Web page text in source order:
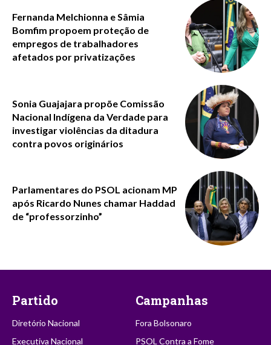
Fernanda Melchionna e Sâmia
Bomfim propoem proteção de
empregos de trabalhadores
afetados por privatizações
Sonia Guajajara propõe Comissão
Nacional Indígena da Verdade para
investigar violências da ditadura
contra povos originários
Parlamentares do PSOL acionam MP
após Ricardo Nunes chamar Haddad
de “professorzinho”
Partido
Diretório Nacional
Executiva Nacional
Campanhas
Fora Bolsonaro
PSOL Contra a Fome